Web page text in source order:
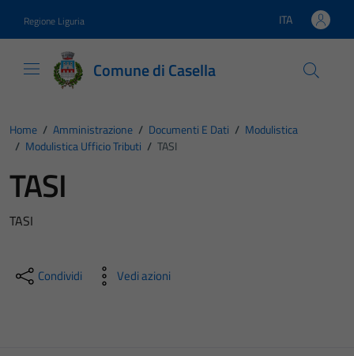
Regione Liguria Lingua attiva:
ITA
Comune di Casella
Home / Amministrazione / Documenti E Dati / Modulistica
/ Modulistica Ufficio Tributi / TASI
TASI
TASI
Condividi Vedi azioni